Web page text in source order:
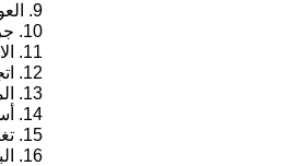
9. العوامل النفسية والاجتماعية للجرائم البشعة. "بحث ميداني لعينة من المجرمين الخطرين المحكومين بالإعدام في سجن ابو غريب - 1985 ".
10. جرائم العنف ."دراسة ميدانية لعدد من مرتكبي جرائم القتل والسطو على البنوك والاختطاف - 1987".
11. الانعكاسات النفسية للحرب العراقية الإيرانية على الشعب العراقي" دراسة ميدانية لشرائح متنوعة من العراقيين- 1984 ".
12. اتجاه النساء نحو الرجال المعوقين." دراسة ميدانية ألقيت في المؤتمر الخاص بالمعوقين -1985".
13. المكانة الاقتصادية والاجتماعية للمهن في المجتمع العراقي قبل الحصار وبعده " بحث ميداني -1997"
14. أساليب تنشئة الأمهات لأطفالهن في مدينة بغداد وضواحيها." دراسة ميدانية ".
15. تغير القيم لدى طلبة الجامعة ."دراسة ميدانية ".
16. البغاء : أسبابه ووسائله وتحليل لشخصية البغي . " دراسة ميدانية شملت 372 من البغايا والقوادات -1987 ".